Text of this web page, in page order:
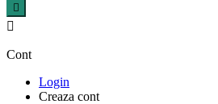


Cont
Login
Creaza cont